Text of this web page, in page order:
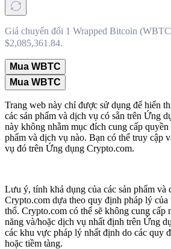
Giá chuyển đổi 1 Wrapped Bitcoin
$2,085,361.84.
Mua WBTC
Mua WBTC
Trang web này chỉ được sử dụng để hiển
các sản phẩm và dịch vụ có sẵn trên Ứng
này không nhằm mục đích cung cấp
phẩm và dịch vụ nào. Bạn có thể truy cập
vụ đó trên Ứng dụng Crypto.com.
Lưu ý, tính khả dụng của các sản phẩm
Crypto.com dựa theo quy định pháp lý
thổ. Crypto.com có thể sẽ không cung cấp
năng và/hoặc dịch vụ nhất định trên Ứng
các khu vực pháp lý nhất định do các quy
hoặc tiềm tàng.